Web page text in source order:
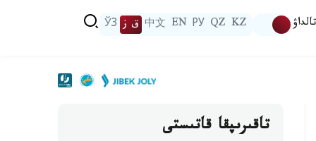
تالداۋ KZ
QZ
РУ
EN
中文 ق ز ЎЗ
تاقىرىپقا قاتىستى